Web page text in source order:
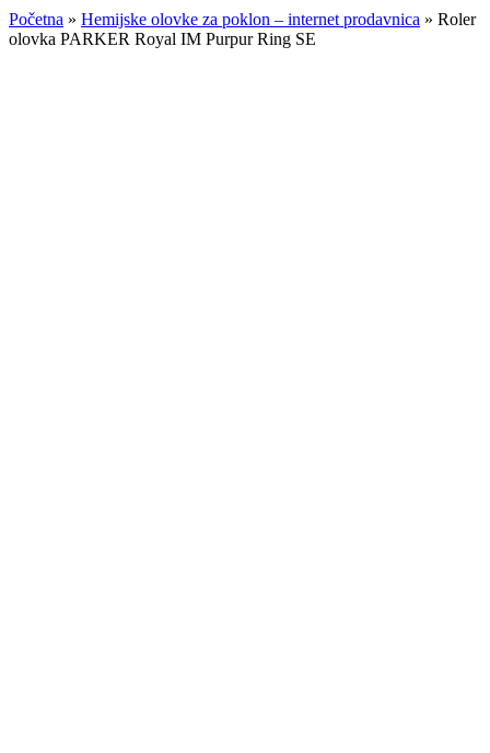
Početna » Hemijske olovke za poklon – internet prodavnica » Roler
olovka PARKER Royal IM Purpur Ring SE